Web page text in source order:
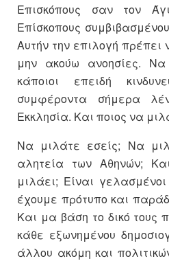
Επισκόπους σαν τον
Επίσκοπους
Αυτήν την επιλογή
μην ακούω ανοησίες.
κάποιοι επειδή
συμφέροντα σήμερα
Εκκλησία. Και ποιος να
Να μιλάτε εσείς; Να
αλητεία των Αθηνών;
μιλάει; Είναι
έχουμε πρότυπο και
Και μα βάση το δικό τους
κάθε εξωνημένου
άλλου ακόμη και